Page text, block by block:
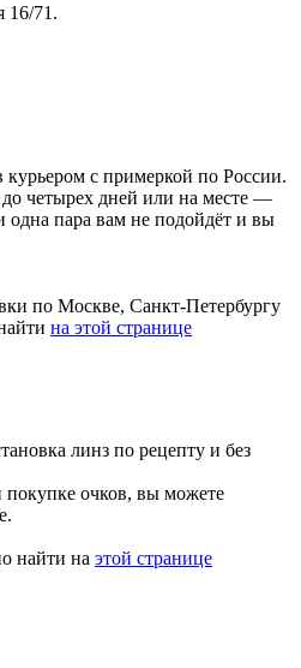
16/71.
курьером с примеркой по России.
четырех дней или на месте —
одна пара вам не подойдёт и вы
по Москве, Санкт-Петербургу
на этой странице
линз по рецепту и без
покупке очков, вы можете
найти на этой странице